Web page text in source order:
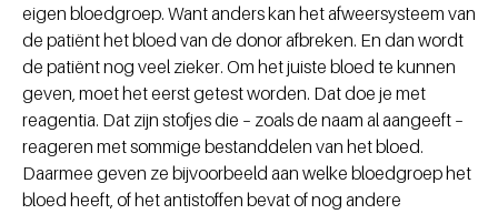
eigen bloedgroep. Want anders kan het afweersysteem van
de patiënt het bloed van de donor afbreken. En dan wordt
de patiënt nog veel zieker. Om het juiste bloed te kunnen
geven, moet het eerst getest worden. Dat doe je met
reagentia. Dat zijn stofjes die – zoals de naam al aangeeft –
reageren met sommige bestanddelen van het bloed.
Daarmee geven ze bijvoorbeeld aan welke bloedgroep het
bloed heeft, of het antistoffen bevat of nog andere